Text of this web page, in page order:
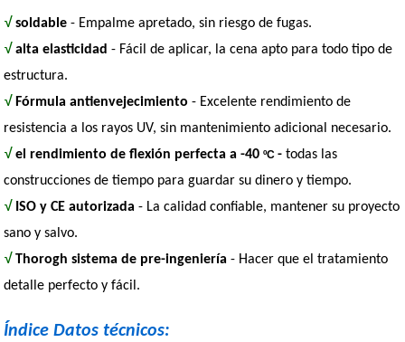
√soldable- Empalme apretado, sin riesgo de fugas.
√alta elasticidad- Fácil de aplicar, la cena apto para todo tipo de
estructura.
√Fórmula antienvejecimiento- Excelente rendimiento de
resistencia a los rayos UV, sin mantenimiento adicional necesario.
√el rendimiento de flexión perfecta a -40ºC-todas las
construcciones de tiempo para guardar su dinero y tiempo.
√ ISO y CE autorizada- La calidad confiable, mantener su proyecto
sano y salvo.
√Thorogh sistema de pre-ingeniería- Hacer que el tratamiento
detalle perfecto y fácil.
Índice Datos técnicos: